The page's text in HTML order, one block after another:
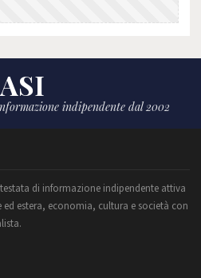
ASI
indipendente dal 2002
di informazione indipendente attiva
estera, economia, cultura e società con